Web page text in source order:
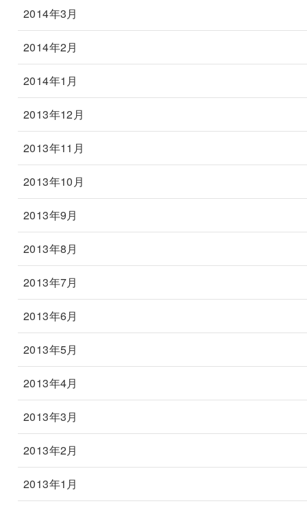
2014年3月
2014年2月
2014年1月
2013年12月
2013年11月
2013年10月
2013年9月
2013年8月
2013年7月
2013年6月
2013年5月
2013年4月
2013年3月
2013年2月
2013年1月